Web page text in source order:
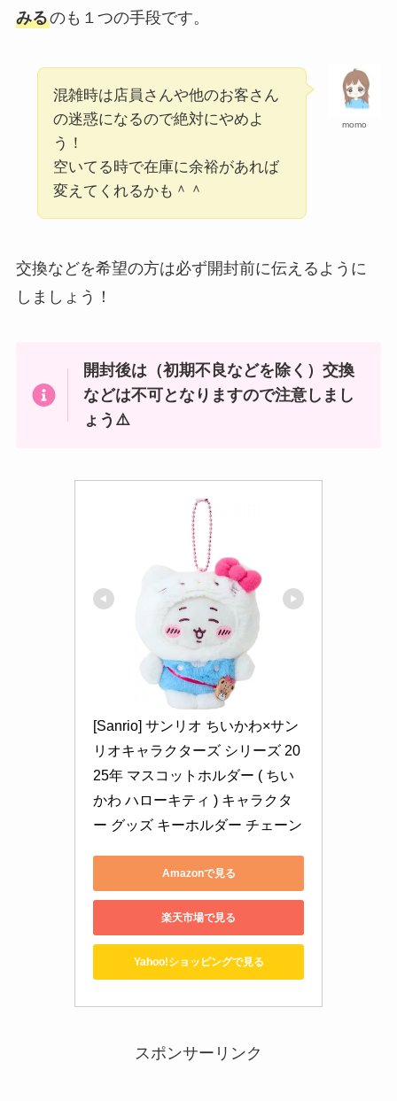
みるのも１つの手段です。
momo
混雑時は店員さんや他のお客さん
の迷惑になるので絶対にやめよ
う！
空いてる時で在庫に余裕があれば
変えてくれるかも＾＾
交換などを希望の方は必ず開封前に伝えるように
しましょう！
開封後は（初期不良などを除く）交換
などは不可となりますので注意しまし
ょう⚠️
[Sanrio] サンリオ ちいかわ×サン
リオキャラクターズ シリーズ 20
25年 マスコットホルダー ( ちい
かわ ハローキティ ) キャラクタ
ー グッズ キーホルダー チェーン
Amazonで見る
楽天市場で見る
Yahoo!ショッピングで見る
スポンサーリンク